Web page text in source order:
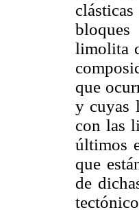
limolita
que
y cuyas
con las
últimos
que
de